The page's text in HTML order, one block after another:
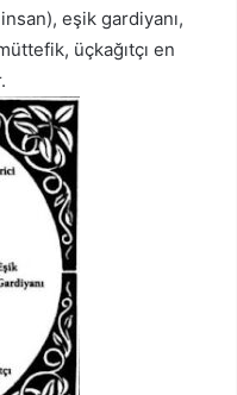
eşik gardiyanı,
üçkağıtçı en